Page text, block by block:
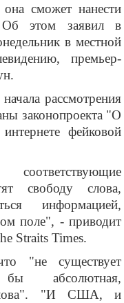
сможет нанести
Об этом заявил в
в местной
премьер-
рассмотрения
законопроекта "О
фейковой
свободу слова,
информацией,
поле", - приводит
Straits Times.
"не существует
абсолютная,
слова". "И США, и